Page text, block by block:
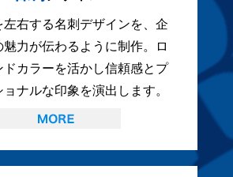
左右する名刺デザインを、企
力が伝わるように制作。ロ
ドカラーを活かし信頼感とプ
ョナルな印象を演出します。